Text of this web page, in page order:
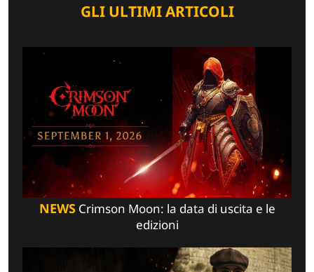
GLI ULTIMI ARTICOLI
NEWSCrimson Moon: la data di uscita e le
edizioni